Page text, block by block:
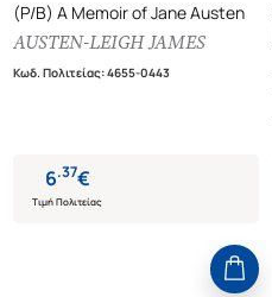
(P/B) A Memoir of Jane Austen
AUSTEN-LEIGH JAMES
Κωδ. Πολιτείας:4655-0443
6.37€
Τιμή Πολιτείας